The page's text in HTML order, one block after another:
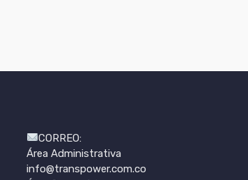
CORREO:
Área Administrativa
info@transpower.com.co